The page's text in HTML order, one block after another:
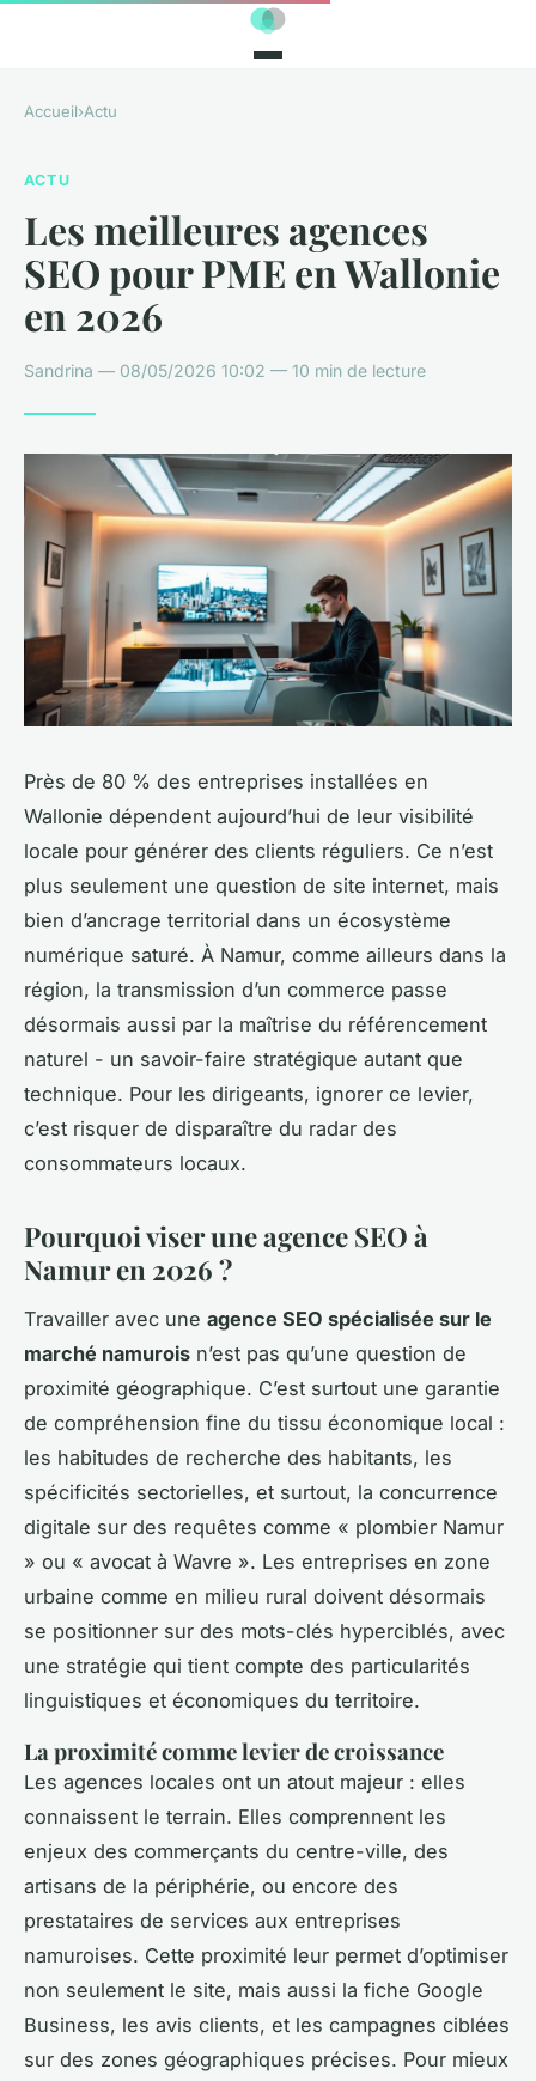
Accueil›Actu
ACTU
Les meilleures agences
SEO pour PME en Wallonie
en 2026
Sandrina — 08/05/2026 10:02 — 10 min de lecture
Près de 80 % des entreprises installées en
Wallonie dépendent aujourd’hui de leur visibilité
locale pour générer des clients réguliers. Ce n’est
plus seulement une question de site internet, mais
bien d’ancrage territorial dans un écosystème
numérique saturé. À Namur, comme ailleurs dans la
région, la transmission d’un commerce passe
désormais aussi par la maîtrise du référencement
naturel - un savoir-faire stratégique autant que
technique. Pour les dirigeants, ignorer ce levier,
c’est risquer de disparaître du radar des
consommateurs locaux.
Pourquoi viser une agence SEO à
Namur en 2026 ?
Travailler avec une agence SEO spécialisée sur le
marché namurois n’est pas qu’une question de
proximité géographique. C’est surtout une garantie
de compréhension fine du tissu économique local :
les habitudes de recherche des habitants, les
spécificités sectorielles, et surtout, la concurrence
digitale sur des requêtes comme « plombier Namur
» ou « avocat à Wavre ». Les entreprises en zone
urbaine comme en milieu rural doivent désormais
se positionner sur des mots-clés hyperciblés, avec
une stratégie qui tient compte des particularités
linguistiques et économiques du territoire.
La proximité comme levier de croissance
Les agences locales ont un atout majeur : elles
connaissent le terrain. Elles comprennent les
enjeux des commerçants du centre-ville, des
artisans de la périphérie, ou encore des
prestataires de services aux entreprises
namuroises. Cette proximité leur permet d’optimiser
non seulement le site, mais aussi la fiche Google
Business, les avis clients, et les campagnes ciblées
sur des zones géographiques précises. Pour mieux